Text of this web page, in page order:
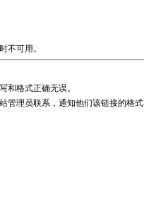
不可用。
和格式正确无误。
管理员联系，通知他们该链接的格